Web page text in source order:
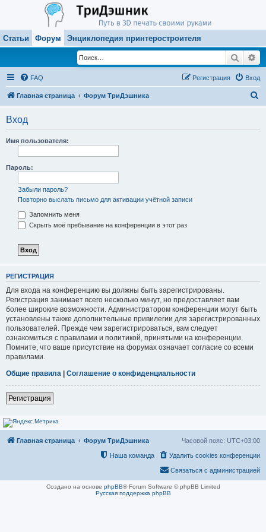
Статьи Форум Энциклопедия принтеростроителя
Поиск
FAQ Вход
Регистрация
Главная страница Форум ТриДэшника
Вход
Имя пользователя:
Пароль:
Забыли пароль?
Повторно выслать письмо для активации учётной записи
Запомнить меня
Скрыть моё пребывание на конференции в этот раз
РЕГИСТРАЦИЯ
Для входа на конференцию вы должны быть зарегистрированы.
Регистрация занимает всего несколько минут, но предоставляет вам
более широкие возможности. Администратором конференции могут быть
установлены также дополнительные привилегии для зарегистрированных
пользователей. Прежде чем зарегистрироваться, вам следует
ознакомиться с правилами и политикой, принятыми на конференции.
Помните, что ваше присутствие на форумах означает согласие со всеми
правилами.
Общие правила | Соглашение о конфиденциальности
Регистрация
Главная страница Форум ТриДэшника Часовой пояс: UTC+03:00
Удалить cookies конференции
Наша команда
Связаться с администрацией
Создано на основе phpBB® Forum Software © phpBB Limited
Русская поддержка phpBB